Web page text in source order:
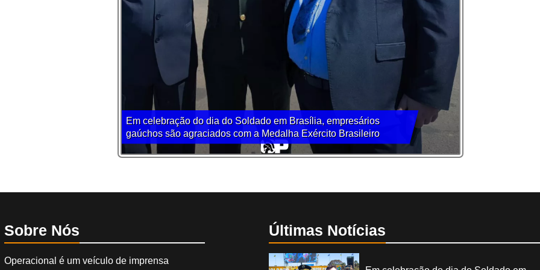
Em celebração do dia do Soldado em Brasília, empresários
gaúchos são agraciados com a Medalha Exército Brasileiro
Sobre Nós
Operacional é um veículo de imprensa
Últimas Notícias